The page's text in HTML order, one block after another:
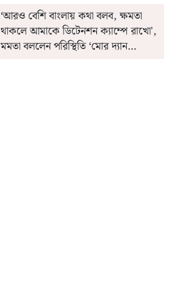
‘আরও বেশি বাংলায় কথা বলব, ক্ষমতা
থাকলে আমাকে ডিটেনশন ক্যাম্পে রাখো',
মমতা বললেন পরিস্থিতি ‘মোর দ্যান